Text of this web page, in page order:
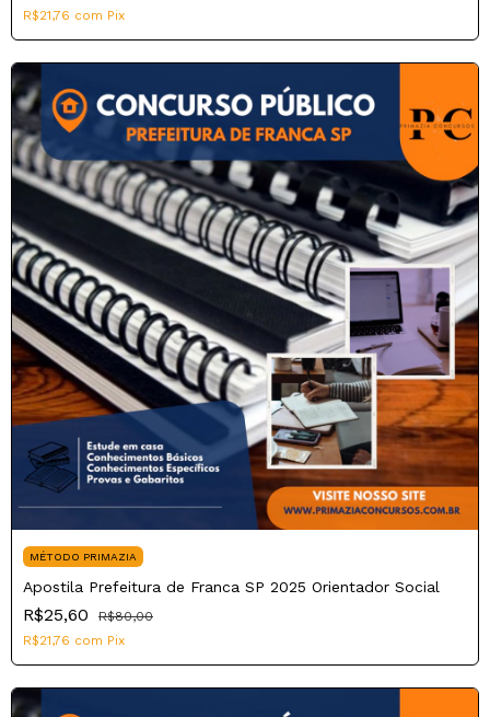
R$21,76 com Pix
MÉTODO PRIMAZIA
Apostila Prefeitura de Franca SP 2025 Orientador Social
R$25,60
R$80,00
R$21,76 com Pix